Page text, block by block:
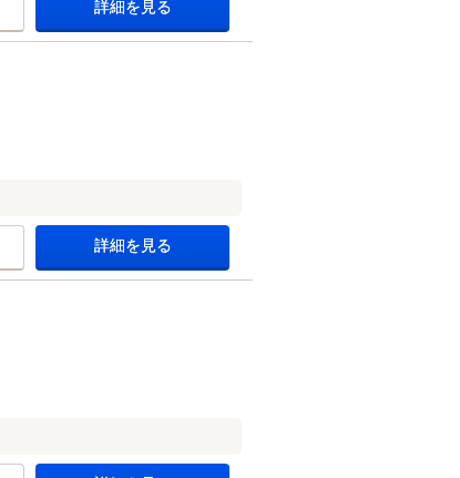
詳細を見る
詳細を見る